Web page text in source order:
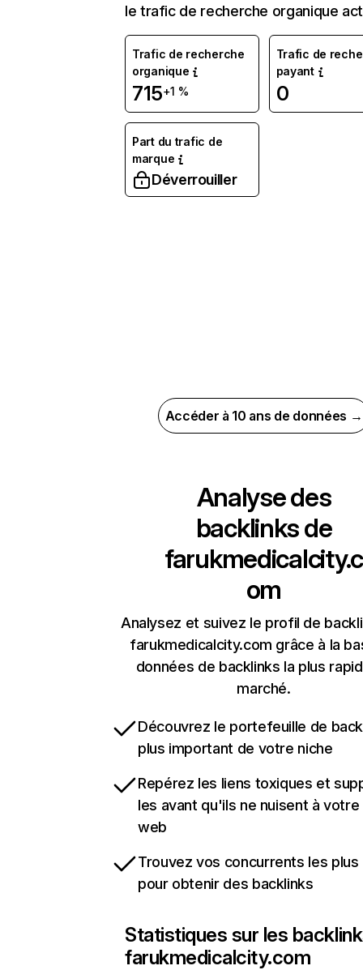
le trafic de recherche organique
Trafic de recherche
organique
715+1 %
Trafic de
payant
0
Part du trafic de
marque
Déverrouiller
Accéder à 10 ans de données →
Analyse des
backlinks de
farukmedicalcity.c
om
Analysez et suivez le profil de
farukmedicalcity.com grâce à la
données de backlinks la plus
marché.
Découvrez le portefeuille de
plus important de votre niche
Repérez les liens toxiques et
les avant qu'ils ne nuisent à
web
Trouvez vos concurrents les
pour obtenir des backlinks
Statistiques sur les
farukmedicalcity.com